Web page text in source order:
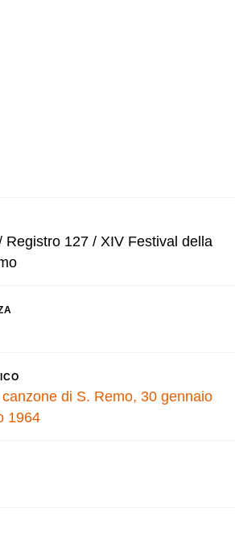
Registro 127 / XIV Festival della
di S. Remo, 30 gennaio
1964